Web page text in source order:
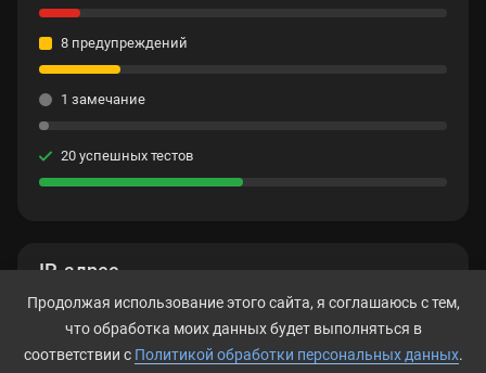
IP-адрес
195.208.1.108
8 предупреждений
1 замечание
20 успешных тестов
Продолжая использование этого сайта, я соглашаюсь с тем,
что обработка моих данных будет выполняться в
соответствии с Политикой обработки персональных данных.